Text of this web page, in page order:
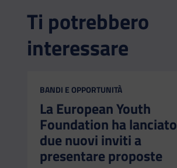
Ti potrebbero
interessare
CATEGORIA:
BANDI E OPPORTUNITÀ
La European Youth
Foundation ha lanciato
due nuovi inviti a
presentare proposte